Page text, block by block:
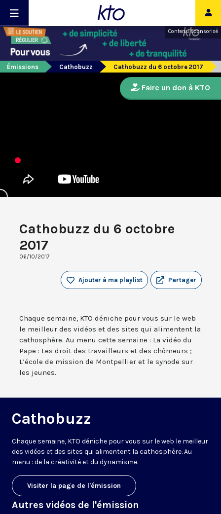
Contenu sponsorisé
Émissions Cathobuzz Cathobuzz du 6 octobre 2017
Cathobuzz du 6 octobre
2017
06/10/2017
Partager
Ajouter à ma playlist
Chaque semaine, KTO déniche pour vous sur le web
le meilleur des vidéos et des sites qui alimentent la
cathosphère. Au menu cette semaine : La vidéo du
Pape : Les droit des travailleurs et des chômeurs ;
L’école de mission de Montpellier et le synode sur
les jeunes.
Cathobuzz
Chaque semaine, KTO déniche pour vous sur le web le meilleur
des vidéos et des sites qui alimentent la cathosphère. Au
menu : de la créativité et du dynamisme.
Visiter la page de l'émission
Autres vidéos de l'émission
Faire un don à KTO